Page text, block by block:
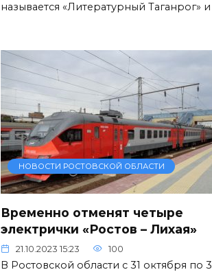
называется «Литературный Таганрог» и
НОВОСТИ РОСТОВСКОЙ ОБЛАСТИ
Временно отменят четыре
электрички «Ростов – Лихая»
21.10.2023 15:23 100
В Ростовской области с 31 октября по 3